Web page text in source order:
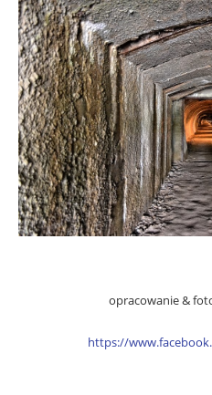
opracowanie &
https://